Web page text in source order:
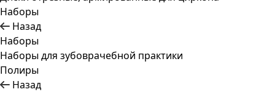
Наборы
Назад
Наборы
Наборы для зубоврачебной практики
Полиры
Назад